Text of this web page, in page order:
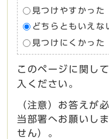
見つけやすかった
どちらともいえな
見つけにくかった
このページに関し
入ください。
（注意）お答えが
当部署へお願いし
せん）。